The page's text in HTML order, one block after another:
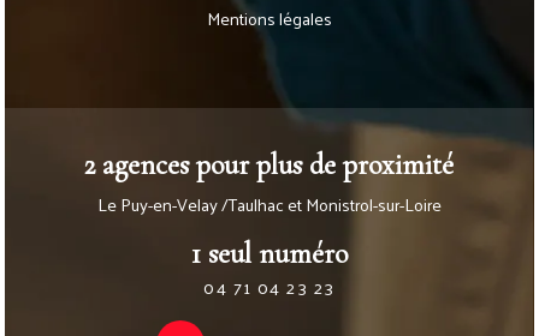
Mentions légales
2 agences pour plus de proximité
Le Puy-en-Velay /Taulhac et Monistrol-sur-Loire
1 seul numéro
04 71 04 23 23